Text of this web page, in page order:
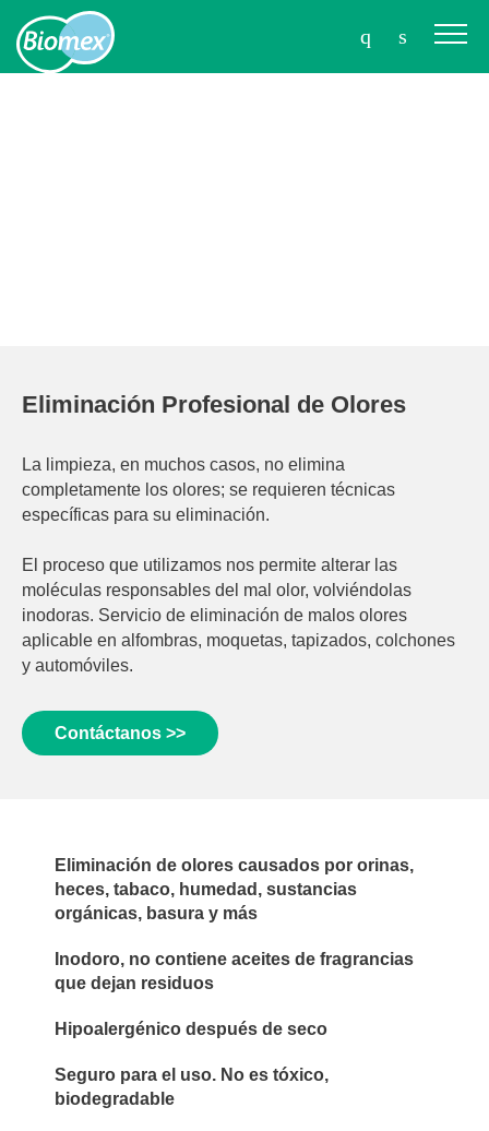
Eliminación Profesional de Olores
La limpieza, en muchos casos, no elimina
completamente los olores; se requieren técnicas
específicas para su eliminación.
El proceso que utilizamos nos permite alterar las
moléculas responsables del mal olor, volviéndolas
inodoras. Servicio de eliminación de malos olores
aplicable en alfombras, moquetas, tapizados, colchones
y automóviles.
Contáctanos >>
Eliminación de olores causados por orinas,
heces, tabaco, humedad, sustancias
orgánicas, basura y más
Inodoro, no contiene aceites de fragrancias
que dejan residuos
Hipoalergénico después de seco
Seguro para el uso. No es tóxico,
biodegradable